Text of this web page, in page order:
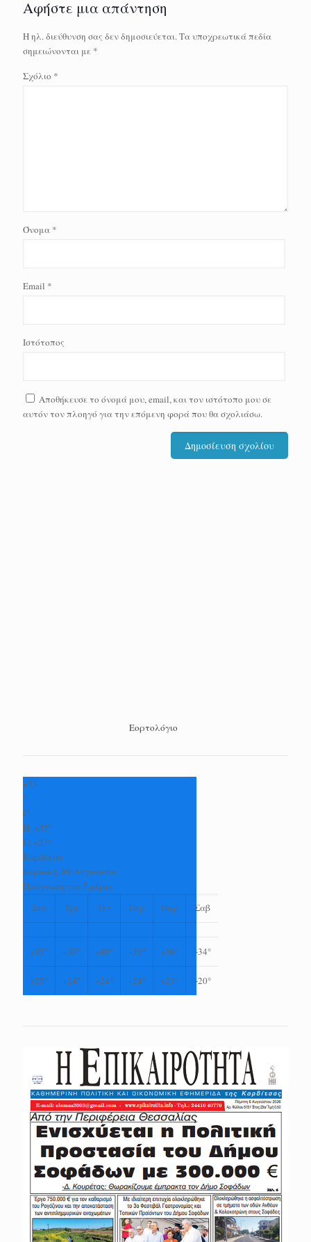
Αφήστε μια απάντηση
Η ηλ. διεύθυνση σας δεν δημοσιεύεται. Τα υποχρεωτικά πεδία
σημειώνονται με *
Σχόλιο *
Όνομα *
Email *
Ιστότοπος
Αποθήκευσε το όνομά μου, email, και τον ιστότοπο μου σε
αυτόν τον πλοηγό για την επόμενη φορά που θα σχολιάσω.
Εορτολόγιο
+33
°
C
H: +35°
L: +27°
Καρδίτσα
Κυριακή, 09 Αύγουστος
Πρόγνωση για 7 μέρες
Δευ
Τρι Τετ Πεμ Παρ Σαβ
+35° +39° +40° +39° +36° +34°
+25° +24° +24° +24° +23° +20°